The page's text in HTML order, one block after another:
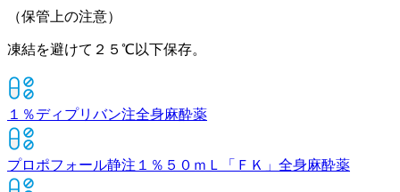
（保管上の注意）
凍結を避けて２５℃以下保存。
１％ディプリバン注全身麻酔薬
プロポフォール静注１％５０ｍＬ「ＦＫ」 全身麻酔薬